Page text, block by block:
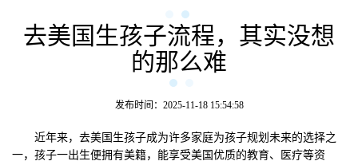
去美国生孩子流程，其实没想
的那么难
发布时间：2025-11-18 15:54:58
近年来，去美国生孩子成为许多家庭为孩子规划未来的选择之
一，孩子一出生便拥有美籍，能享受美国优质的教育、医疗等资